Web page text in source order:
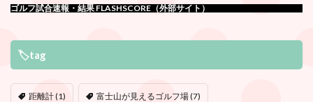
ゴルフ試合速報・結果 FLASHSCORE（外部サイト）
🏷tag
距離計(1) 富士山が見えるゴルフ場(7)